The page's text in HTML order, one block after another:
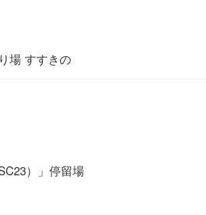
場 すすきの
）」停留場